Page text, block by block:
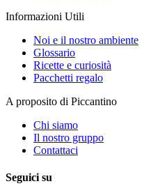
Informazioni Utili
Noi e il nostro ambiente
Glossario
Ricette e curiosità
Pacchetti regalo
A proposito di Piccantino
Chi siamo
Il nostro gruppo
Contattaci
Seguici su